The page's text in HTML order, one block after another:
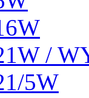
/
5W